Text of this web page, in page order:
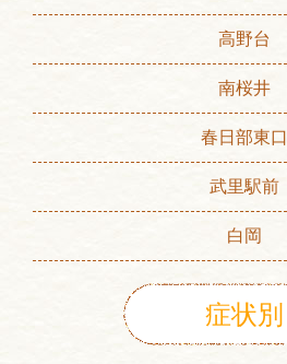
高野台
南桜井
春日部東口
武里駅前
白岡
症状別